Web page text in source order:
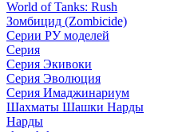
World of Tanks: Rush
Зомбицид (Zombicide)
Серии РУ моделей
Серия
Серия Экивоки
Серия Эволюция
Серия Имаджинариум
Шахматы Шашки Нарды
Нарды